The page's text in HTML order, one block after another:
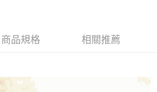
後才付款」的支付方式。 讓您購物簡單
再付款。
商品規格 相關推薦